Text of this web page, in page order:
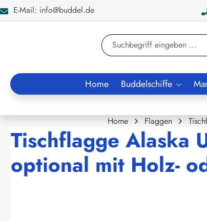
Zur Suche springen
E-Mail: info@buddel.de
Home Buddelschiffe
Home Flaggen
Tischflagge Alaska
optional mit Holz-